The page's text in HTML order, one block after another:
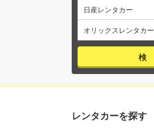
日産レンタカー
オリックスレンタカー
レンタカーを探す